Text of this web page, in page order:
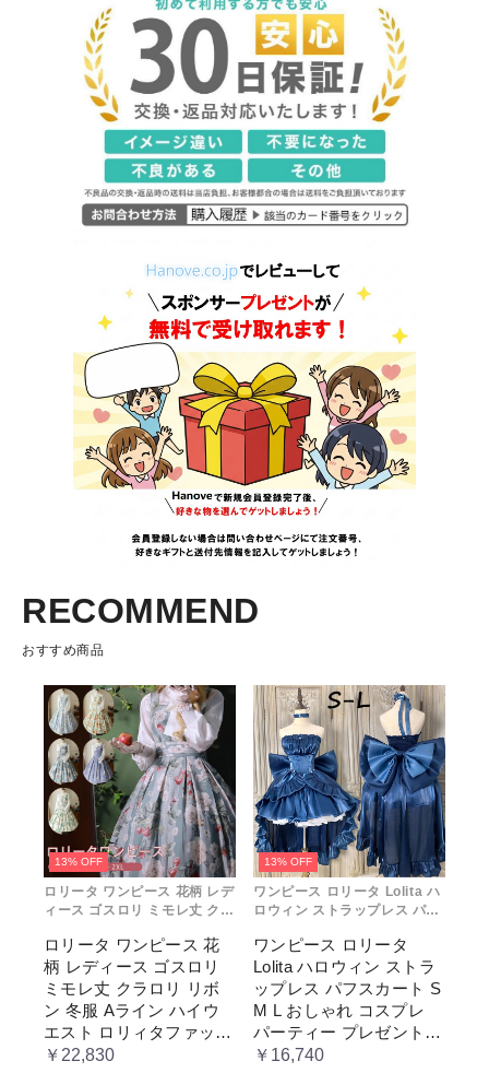
RECOMMEND
おすすめ商品
13% OFF
ロリータ ワンピース 花柄 レデ
ィース ゴスロリ ミモレ丈 クラ
ウエスト ロリィタファッショ
ン レトロ風 クラシカル 上品
かわいい 日常着 通勤 お出かけ
仮 通学
ロリータ ワンピース 花
柄 レディース ゴスロリ
ミモレ丈 クラロリ リボ
ン 冬服 Aライン ハイウ
エスト ロリィタファッシ
ョン レトロ風 クラシカ
￥22,830
13% OFF
ワンピース ロリータ Lolita ハ
ロウィン ストラップレス パフ
プレ パーティー プレゼント レ
ディース コスチューム プリン
セス ロマンティック ブル ドレ
ス
ワンピース ロリータ
Lolita ハロウィン ストラ
ップレス パフスカート S
M L おしゃれ コスプレ
パーティー プレゼント
レディース コスチューム
￥16,740